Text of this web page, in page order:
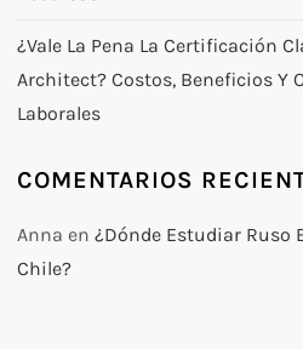
¿Vale La Pena La Certificación
Architect? Costos, Beneficios Y
Laborales
COMENTARIOS
Anna en ¿Dónde Estudiar Ruso
Chile?